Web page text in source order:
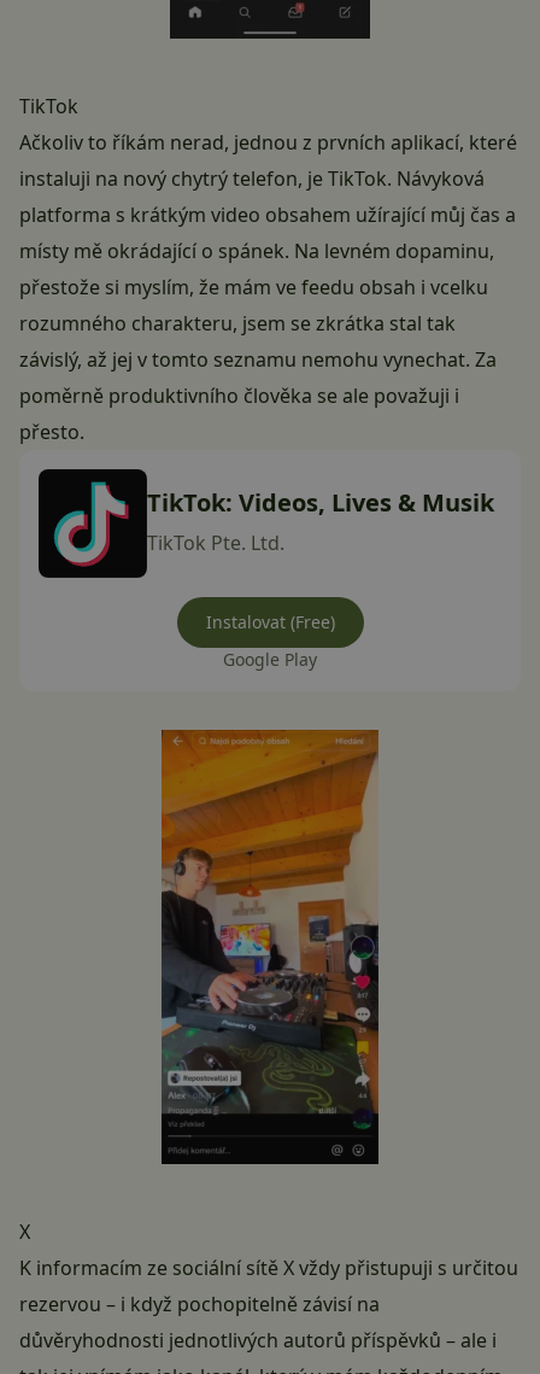
TikTok
Ačkoliv to říkám nerad, jednou z prvních aplikací, které
instaluji na nový chytrý telefon, je TikTok. Návyková
platforma s krátkým video obsahem užírající můj čas a
místy mě okrádající o spánek. Na levném dopaminu,
přestože si myslím, že mám ve feedu obsah i vcelku
rozumného charakteru, jsem se zkrátka stal tak
závislý, až jej v tomto seznamu nemohu vynechat. Za
poměrně produktivního člověka se ale považuji i
přesto.
TikTok: Videos, Lives & Musik
TikTok Pte. Ltd.
Instalovat (Free)
Google Play
X
K informacím ze sociální sítěXvždy přistupuji s určitou
rezervou – i když pochopitelně závisí na
důvěryhodnosti jednotlivých autorů příspěvků – ale i